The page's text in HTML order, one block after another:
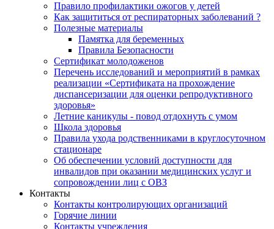
Правило профилактики ожогов у детей
Как защититься от респираторных заболеваний ?
Полезные материалы
Памятка для беременных
Правила Безопасности
Сертификат молодоженов
Перечень исследований и мероприятий в рамках
реализации «Сертификата на прохождение
диспансеризации для оценки репродуктивного
здоровья»
Летние каникулы - повод отдохнуть с умом
Школа здоровья
Правила ухода родственниками в круглосуточном
стационаре
Об обеспечении условий доступности для
инвалидов при оказании медицинских услуг и
сопровождении лиц с ОВЗ
Контакты
Контакты контролирующих организаций
Горячие линии
Контакты учреждения